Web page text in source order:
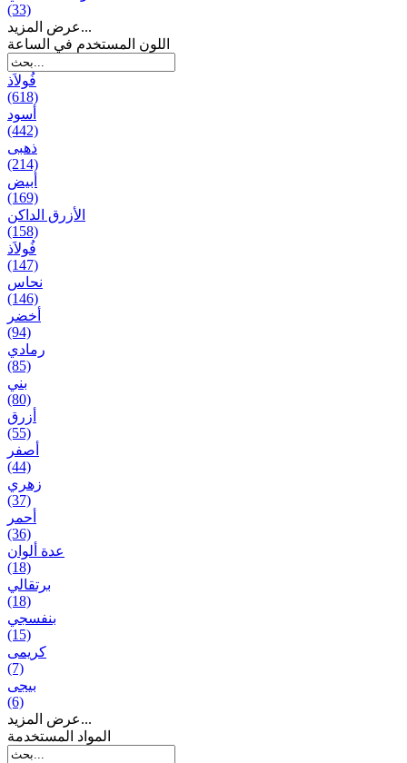
(33)
عرض المزيد...
اللون المستخدم في الساعة
فُولاَذ
(618)
أسود
(442)
ذهبی
(214)
أبيض
(169)
الأزرق الداكن
(158)
فُولاَذ
(147)
نحاس
(146)
أخضر
(94)
رمادي
(85)
بني
(80)
أزرق
(55)
أصفر
(44)
زهري
(37)
أحمر
(36)
عدة ألوان
(18)
برتقالي
(18)
بنفسجي
(15)
کریمی
(7)
بيجی
(6)
عرض المزيد...
المواد المستخدمة